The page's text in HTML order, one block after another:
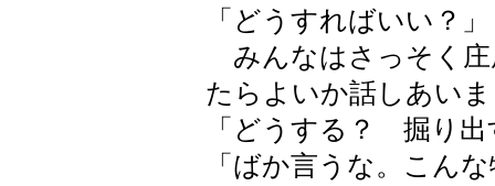
「どうすればいい？」
みんなはさっそく庄
たらよいか話しあい
「どうする？ 掘り出
「ばか言うな。こん